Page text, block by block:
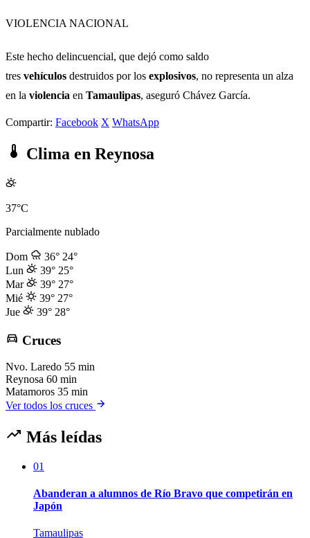
VIOLENCIA NACIONAL
Este hecho delincuencial, que dejó como saldo
tres vehículos destruidos por los explosivos, no representa un alza
en la violencia en Tamaulipas, aseguró Chávez García.
Compartir: Facebook X WhatsApp
Clima en Reynosa
37°C
Parcialmente nublado
Dom 36° 24°
Lun
39° 25°
Mar
39° 27°
Mié
39° 27°
Jue
39° 28°
Cruces
Nvo. Laredo 55 min
Reynosa 60 min
Matamoros 35 min
Ver todos los cruces
Más leídas
01
Abanderan a alumnos de Río Bravo que competirán en
Japón
Tamaulipas